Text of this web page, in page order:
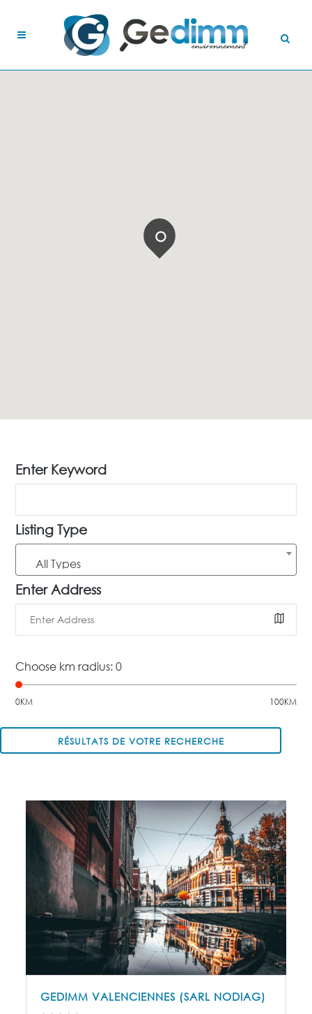
Enter Keyword
Listing Type
All Types
Enter Address
Choose km radius:0
0KM 100KM
RÉSULTATS DE VOTRE RECHERCHE
GEDIMM VALENCIENNES (SARL NODIAG)